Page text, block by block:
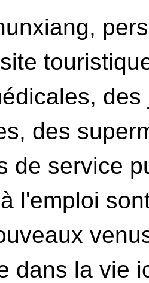
des
de service
l'emploi
dans la vie